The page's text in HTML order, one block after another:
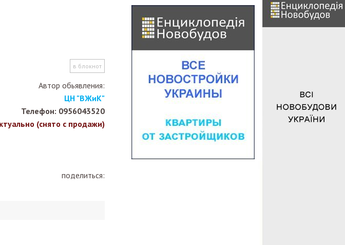
в блокнот
Автор обьявления:
ЦН "ВЖиК"
Телефон: 0956043520
(снято с продажи)
поделиться: